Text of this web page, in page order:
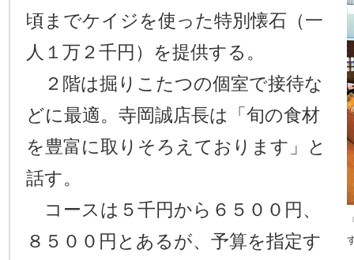
頃までケイジを使った特別懐石（一
人１万２千円）を提供する。
２階は掘りこたつの個室で接待な
どに最適。寺岡誠店長は「旬の食材
を豊富に取りそろえております」と
話す。
コースは５千円から６５００円、
８５００円とあるが、予算を指定す